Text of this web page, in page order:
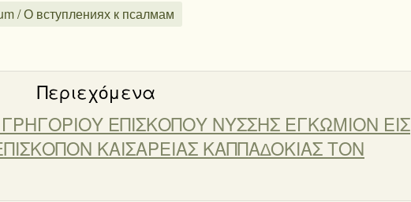
/ О вступлениях к псалмам
Περιεχόμενα
ΓΡΗΓΟΡΙΟΥ ΕΠΙΣΚΟΠΟΥ ΝΥΣΣΗΣ ΕΓΚΩΜΙΟΝ ΕΙΣ
ΚΑΙΣΑΡΕΙΑΣ ΚΑΠΠΑ∆ΟΚΙΑΣ ΤΟΝ